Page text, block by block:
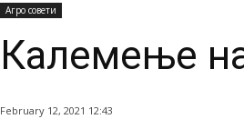
Агро совети
Калемење
February 12, 2021 12:43